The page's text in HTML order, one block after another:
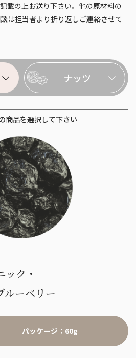
載の上お送り下さい。他の原材料の
は担当者より折り返しご連絡させて
ナッツ
商品を選択して下さい
ック・
ルーベリー
パッケージ：60g